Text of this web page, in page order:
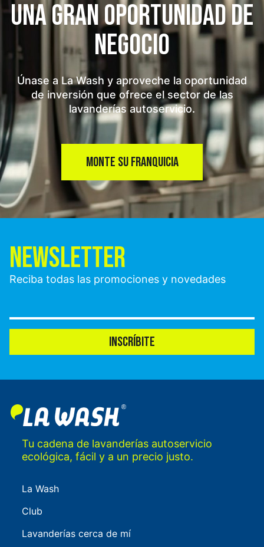
UNA GRAN OPORTUNIDADDE
NEGOCIO
Únase a La Wash y aproveche la oportunidad
de inversión que ofrece el sector de las
lavanderías autoservicio.
MONTE SU FRANQUICIA
NEWSLETTER
Reciba todas las promociones y novedades
INSCRÍBITE
Tu cadena de lavanderías autoservicio
ecológica, fácil y a un precio justo.
La Wash
Club
Lavanderías cerca de mí